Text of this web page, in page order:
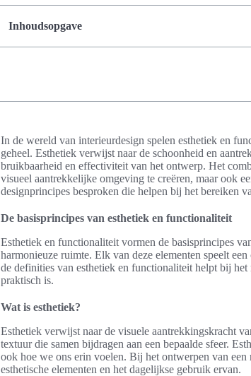
Inhoudsopgave
In de wereld van interieurdesign spelen esthetiek en
geheel. Esthetiek verwijst naar de schoonheid en
bruikbaarheid en effectiviteit van het ontwerp. Het
visueel aantrekkelijke omgeving te creëren, maar ook
designprincipes besproken die helpen bij het bereiken
De basisprincipes van esthetiek en functionaliteit
Esthetiek en functionaliteit vormen de basisprincipes
harmonieuze ruimte. Elk van deze elementen speelt
de definities van esthetiek en functionaliteit helpt bij
praktisch is.
Wat is esthetiek?
Esthetiek verwijst naar de visuele aantrekkingskracht
textuur die samen bijdragen aan een bepaalde sfeer.
ook hoe we ons erin voelen. Bij het ontwerpen van
esthetische elementen en het dagelijkse gebruik ervan.